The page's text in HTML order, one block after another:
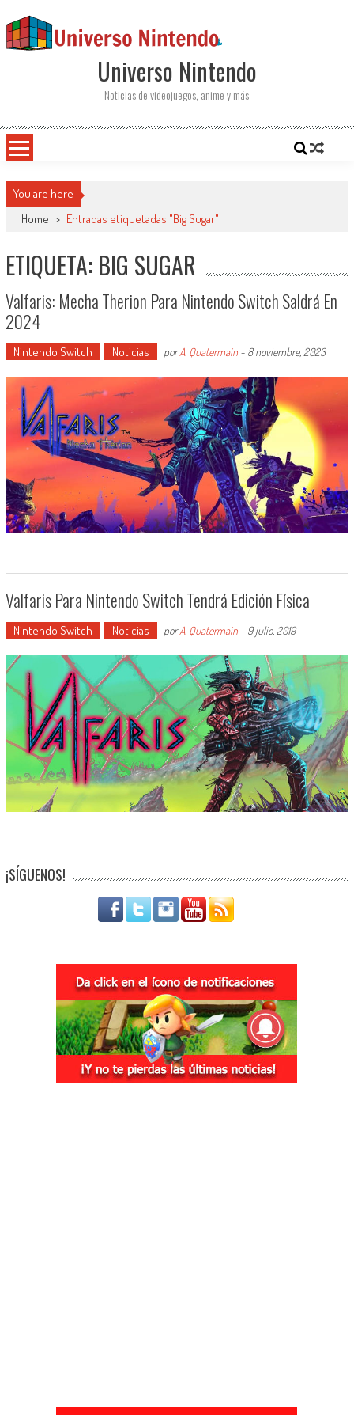
Universo Nintendo
Noticias de videojuegos, anime y más
You are here
Home > Entradas etiquetadas "Big Sugar"
ETIQUETA: BIG SUGAR
Valfaris: Mecha Therion Para Nintendo Switch Saldrá En
2024
Nintendo Switch Noticias porA. Quatermain- 8 noviembre, 2023
Valfaris Para Nintendo Switch Tendrá Edición Física
Nintendo Switch Noticias porA. Quatermain- 9 julio, 2019
¡SÍGUENOS!